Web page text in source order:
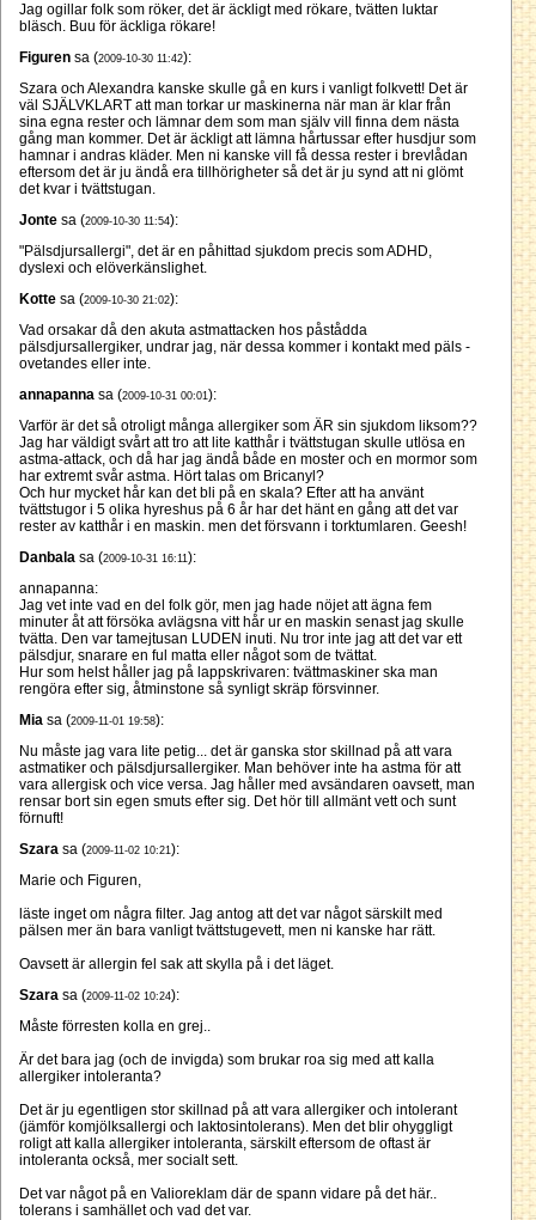
Jag ogillar folk som röker, det är äckligt med rökare, tvätten luktar
bläsch. Buu för äckliga rökare!
Figuren sa (2009-10-30 11:42):
Szara och Alexandra kanske skulle gå en kurs i vanligt folkvett! Det är
väl SJÄLVKLART att man torkar ur maskinerna när man är klar från
sina egna rester och lämnar dem som man själv vill finna dem nästa
gång man kommer. Det är äckligt att lämna hårtussar efter husdjur som
hamnar i andras kläder. Men ni kanske vill få dessa rester i brevlådan
eftersom det är ju ändå era tillhörigheter så det är ju synd att ni glömt
det kvar i tvättstugan.
Jonte sa (2009-10-30 11:54):
"Pälsdjursallergi", det är en påhittad sjukdom precis som ADHD,
dyslexi och elöverkänslighet.
Kotte sa (2009-10-30 21:02):
Vad orsakar då den akuta astmattacken hos påstådda
pälsdjursallergiker, undrar jag, när dessa kommer i kontakt med päls -
ovetandes eller inte.
annapanna sa (2009-10-31 00:01):
Varför är det så otroligt många allergiker som ÄR sin sjukdom liksom??
Jag har väldigt svårt att tro att lite katthår i tvättstugan skulle utlösa en
astma-attack, och då har jag ändå både en moster och en mormor som
har extremt svår astma. Hört talas om Bricanyl?
Och hur mycket hår kan det bli på en skala? Efter att ha använt
tvättstugor i 5 olika hyreshus på 6 år har det hänt en gång att det var
rester av katthår i en maskin. men det försvann i torktumlaren. Geesh!
Danbala sa (2009-10-31 16:11):
annapanna:
Jag vet inte vad en del folk gör, men jag hade nöjet att ägna fem
minuter åt att försöka avlägsna vitt hår ur en maskin senast jag skulle
tvätta. Den var tamejtusan LUDEN inuti. Nu tror inte jag att det var ett
pälsdjur, snarare en ful matta eller något som de tvättat.
Hur som helst håller jag på lappskrivaren: tvättmaskiner ska man
rengöra efter sig, åtminstone så synligt skräp försvinner.
Mia sa (2009-11-01 19:58):
Nu måste jag vara lite petig... det är ganska stor skillnad på att vara
astmatiker och pälsdjursallergiker. Man behöver inte ha astma för att
vara allergisk och vice versa. Jag håller med avsändaren oavsett, man
rensar bort sin egen smuts efter sig. Det hör till allmänt vett och sunt
förnuft!
Szara sa (2009-11-02 10:21):
Marie och Figuren,
läste inget om några filter. Jag antog att det var något särskilt med
pälsen mer än bara vanligt tvättstugevett, men ni kanske har rätt.
Oavsett är allergin fel sak att skylla på i det läget.
Szara sa (2009-11-02 10:24):
Måste förresten kolla en grej..
Är det bara jag (och de invigda) som brukar roa sig med att kalla
allergiker intoleranta?
Det är ju egentligen stor skillnad på att vara allergiker och intolerant
(jämför komjölksallergi och laktosintolerans). Men det blir ohyggligt
roligt att kalla allergiker intoleranta, särskilt eftersom de oftast är
intoleranta också, mer socialt sett.
Det var något på en Valioreklam där de spann vidare på det här..
tolerans i samhället och vad det var.